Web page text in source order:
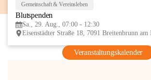
Gemeinschaft & Vereinsleben
Blutspenden
Sa., 29. Aug., 07:00 - 12:30
Veranstaltungskalender